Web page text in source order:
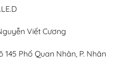
Viết Cương
145 Phố Quan Nhân, P. Nhân